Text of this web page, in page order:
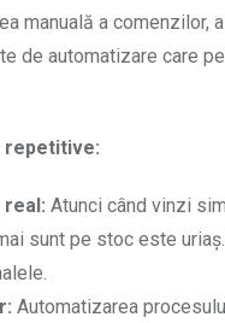
manuală a
de automatizare care
repetitive:
Atunci când vinzi
sunt pe stoc este
Automatizarea